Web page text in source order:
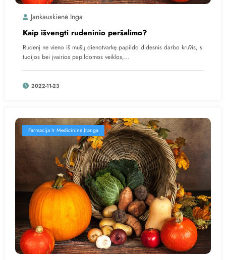
Jankauskienė Inga
Kaip išvengti rudeninio peršalimo?
Rudenį ne vieno iš mūsų dienotvarkę papildo didesnis darbo krūvis, s
tudijos bei įvairios papildomos veiklos,…
2022-11-23
Farmacija Ir Medicininė Įranga